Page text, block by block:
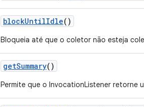
blockUntilIdle()
Bloqueia até que o coletor não esteja
getSummary()
Permite que o InvocationListener retorne